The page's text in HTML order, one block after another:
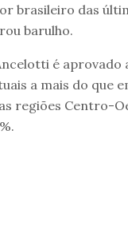
brasileiro das
barulho.
é aprovado
a mais do que
regiões Centro-